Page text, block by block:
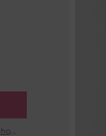
Kwaliteiten en Vaardigheden Vereist voor Huishoudelijke Hulp Vacatures